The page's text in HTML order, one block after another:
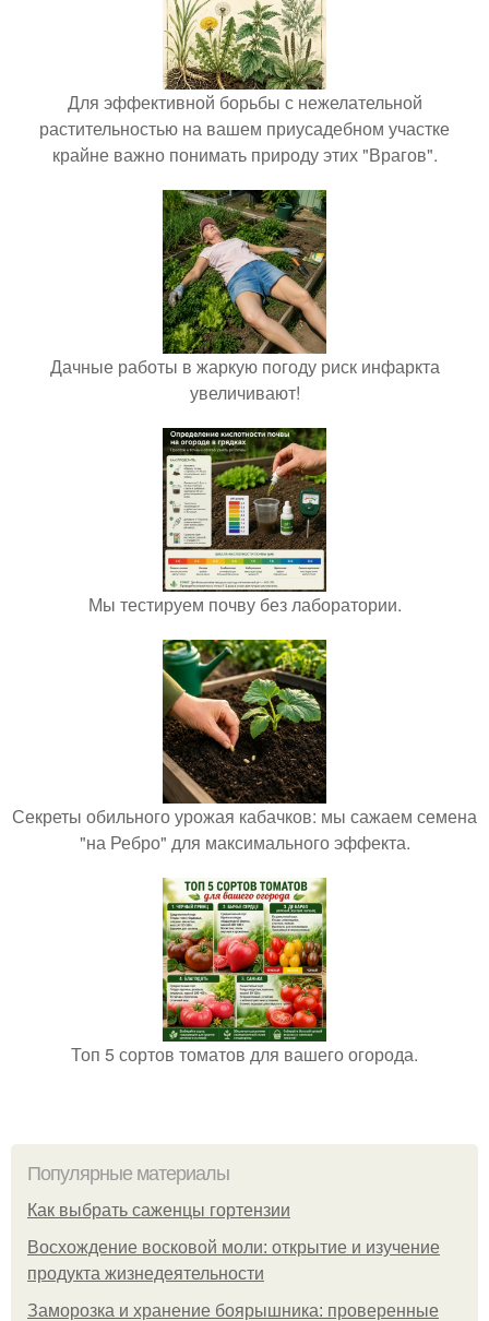
Для эффективной борьбы с нежелательной
растительностью на вашем приусадебном участке
крайне важно понимать природу этих "Врагов".
Дачные работы в жаркую погоду риск инфаркта
увеличивают!
Мы тестируем почву без лаборатории.
Секреты обильного урожая кабачков: мы сажаем семена
"на Ребро" для максимального эффекта.
Топ 5 сортов томатов для вашего огорода.
Популярные материалы
Как выбрать саженцы гортензии
Восхождение восковой моли: открытие и изучение
продукта жизнедеятельности
Заморозка и хранение боярышника: проверенные